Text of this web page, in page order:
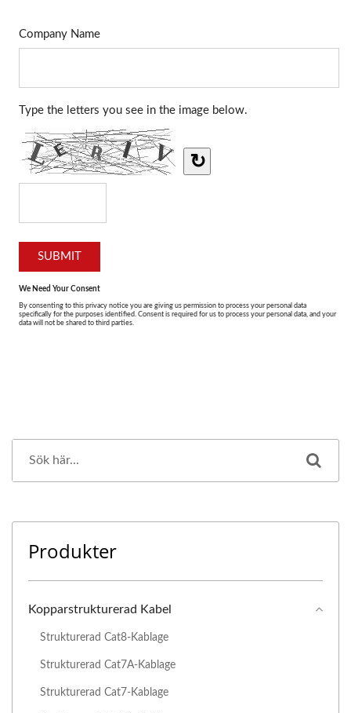
Produkter
Kopparstrukturerad Kabel
Strukturerad Cat8-Kablage
Strukturerad Cat7A-Kablage
Strukturerad Cat7-Kablage